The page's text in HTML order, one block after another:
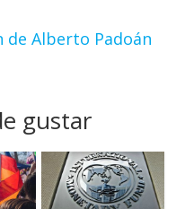
de Alberto Padoán
gustar